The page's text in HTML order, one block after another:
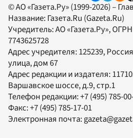
© АО «Газета.Ру» (1999-2026) –
Название: Газета.Ru (Gazeta.Ru)
Учредитель:АО «Газета.Ру»,
7743625728
Адрес учредителя: 125239,
улица, дом 67
Адрес редакции и издателя:
Варшавское шоссе, д.9, стр.1
Телефон редакции:+7 (495) 785-
Факс:+7 (495) 785-17-01
Электронная почта: